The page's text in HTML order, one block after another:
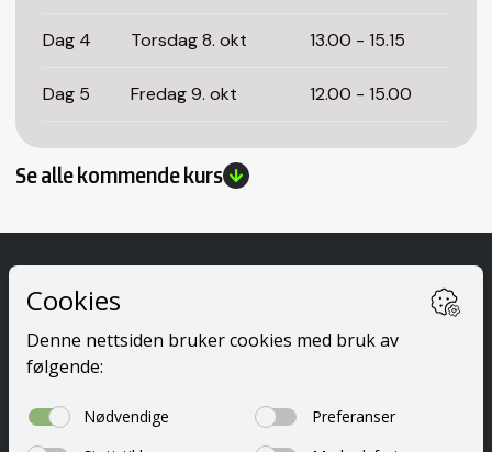
Dag 4 Torsdag 8. okt 13.00 - 15.15
Dag 5 Fredag 9. okt 12.00 - 15.00
Se alle kommende kurs
Priser